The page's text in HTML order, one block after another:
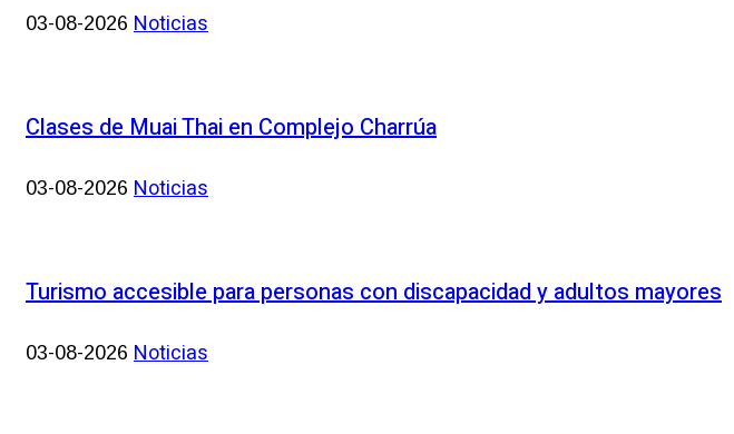
03-08-2026 Noticias
Clases de Muai Thai en Complejo Charrúa
03-08-2026 Noticias
Turismo accesible para personas con discapacidad y adultos mayores
03-08-2026 Noticias